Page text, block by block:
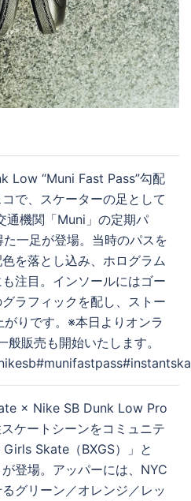
Low “Muni Fast Pass”勾配
で、スケーターの足として
通機関「Muni」の定期パ
た一足が登場。当時のパスを
を落とし込み、ホログラム
注目。インソールにはゴー
ラフィックを配し、ストー
りです。※本日よりオンラ
販売も開始いたします。
× Nike SB Dunk Low Pro
ケートシーンをコミュニテ
Skate（BXGS）」と
登場。アッパーには、NYC
グリーン／オレンジ／レッ